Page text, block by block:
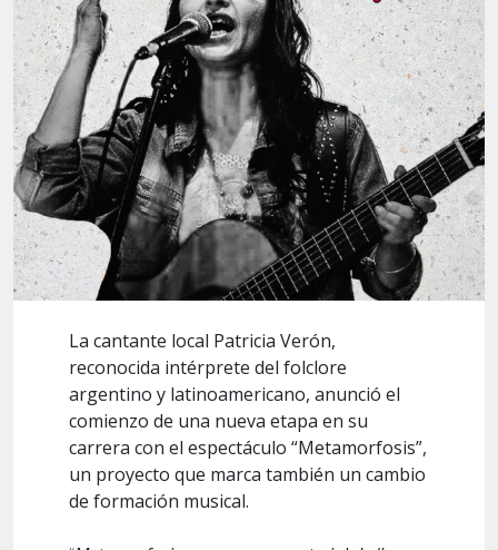
La cantante local Patricia Verón,
reconocida intérprete del folclore
argentino y latinoamericano, anunció el
comienzo de una nueva etapa en su
carrera con el espectáculo “Metamorfosis”,
un proyecto que marca también un cambio
de formación musical.